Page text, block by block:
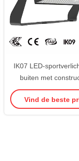
IK07 LED-
buiten met
gegoten
dimbediening via
Vind de beste